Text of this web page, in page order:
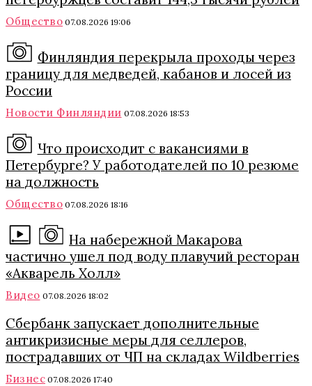
Общество 07.08.2026 19:06
Финляндия перекрыла проходы через
границу для медведей, кабанов и лосей из
России
Новости Финляндии 07.08.2026 18:53
Что происходит с вакансиями в
Петербурге? У работодателей по 10 резюме
на должность
Общество 07.08.2026 18:16
На набережной Макарова
частично ушел под воду плавучий ресторан
«Акварель Холл»
Видео 07.08.2026 18:02
Сбербанк запускает дополнительные
антикризисные меры для селлеров,
пострадавших от ЧП на складах Wildberries
Бизнес 07.08.2026 17:40